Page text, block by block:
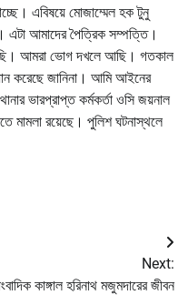
এবিষয়ে মোজাম্মেল হক টুনু
এটা আমাদের পৈত্রিক সম্পত্তি।
আমরা ভোগ দখলে আছি। গতকাল
করেছে জানিনা। আমি আইনের
ভারপ্রাপ্ত কর্মকর্তা ওসি জয়নাল
মামলা রয়েছে। পুলিশ ঘটনাস্থলে
Next:
কাঙ্গাল হরিনাথ মজুমদারের জীবন